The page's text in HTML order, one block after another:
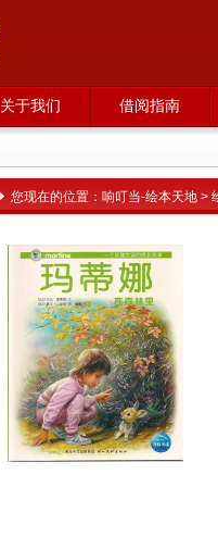
关于我们 借阅指南
您现在的位置： 响叮当-绘本天地 >